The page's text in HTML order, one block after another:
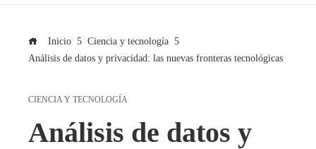
Inicio
Ciencia y tecnología
Análisis de datos y privacidad: las nuevas fronteras tecnológicas
CIENCIA Y TECNOLOGÍA
Análisis de datos y